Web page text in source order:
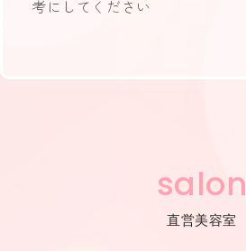
考にしてください
salon
直営美容室